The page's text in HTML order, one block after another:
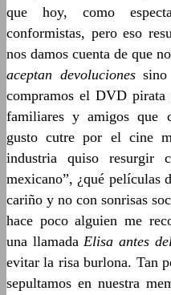
que hoy, como
conformistas, pero eso
nos damos cuenta de que
aceptan devolucionessino
compramos el DVD pirata
familiares y amigos que
gusto cutre por el cine
industria quiso
mexicano”, ¿qué películas
cariño y no con sonrisas
hace poco alguien me
una llamadaElisa antes
evitar la risa burlona. Tan
sepultamos en nuestra